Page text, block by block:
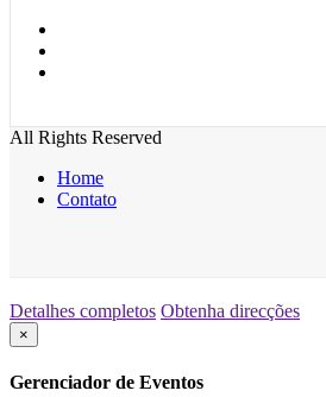
All Rights Reserved
Home
Contato
Detalhes completos Obtenha direcções
×
Gerenciador de Eventos